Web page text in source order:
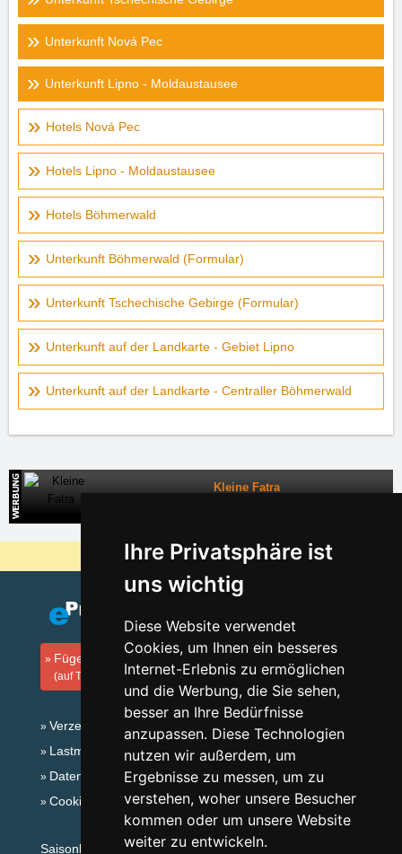
Ihre Privatsphäre ist
uns wichtig
Diese Website verwendet
Cookies, um Ihnen ein besseres
Internet-Erlebnis zu ermöglichen
und die Werbung, die Sie sehen,
besser an Ihre Bedürfnisse
anzupassen. Diese Technologien
nutzen wir außerdem, um
Ergebnisse zu messen, um zu
verstehen, woher unsere Besucher
kommen oder um unsere Website
weiter zu entwickeln.
Unterkunft Nová Pec
Unterkunft Lipno - Moldaustausee
Hotels Nová Pec
Hotels Lipno - Moldaustausee
Hotels Böhmerwald
Unterkunft Böhmerwald (Formular)
Unterkunft Tschechische Gebirge (Formular)
Unterkunft auf der Landkarte - Gebiet Lipno
Unterkunft auf der Landkarte - Centraller Böhmerwald
Kleine Fatra
Warum sind unsere Server am billigsten?
Fügen Sie Ihre Unterkunft hinzu
(auf Tschechisch)
Verzeichnis der Unterkunft
Lastminute Böhmerwald
Datenschutz
Cookies
Saisonlinks: